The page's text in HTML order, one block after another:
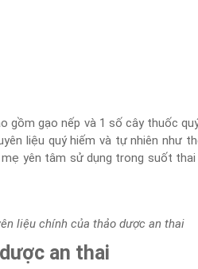
gồm gạo nếp và 1 số cây thuốc
liệu quý hiếm và tự nhiên như
yên tâm sử dụng trong suốt thai
liệu chính của thảo dược an thai
an thai